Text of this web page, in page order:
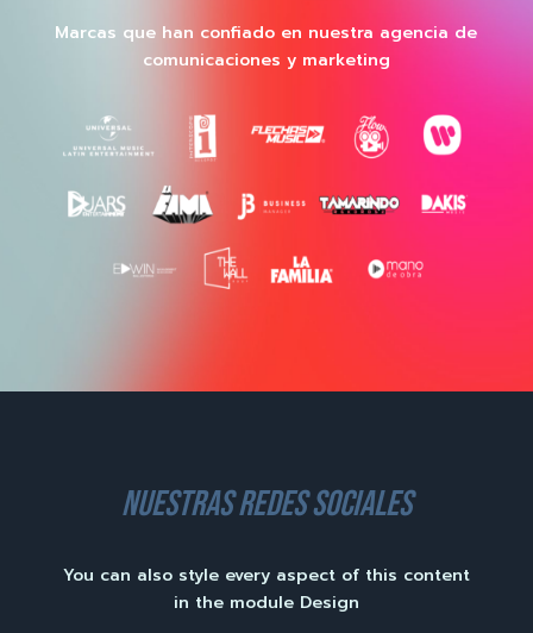
Marcas que han confiado en nuestra agencia de
comunicaciones y marketing
nuestras redes sociales
You can also style every aspect of this content
in the module Design